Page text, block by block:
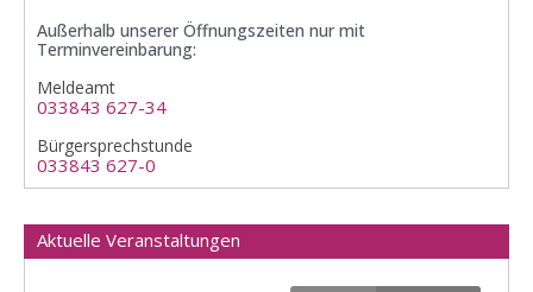
Außerhalb unserer Öffnungszeiten nur mit
Terminvereinbarung:
Meldeamt
033843 627-34
Bürgersprechstunde
033843 627-0
Aktuelle Veranstaltungen